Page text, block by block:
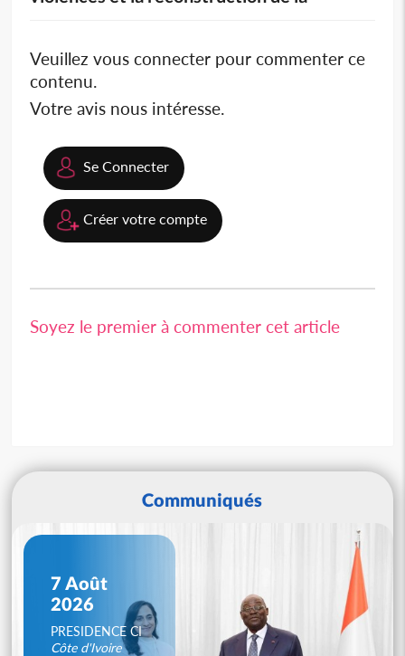
Veuillez vous connecter pour commenter ce
contenu.
Votre avis nous intéresse.
Se Connecter
Créer votre compte
Soyez le premier à commenter cet article
Communiqués
7 Août
2026
PRESIDENCE CI
Côte d'Ivoire